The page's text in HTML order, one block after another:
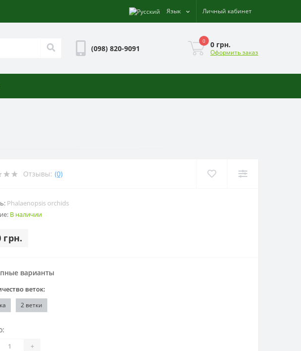
Язык Личный кабинет
(098) 820-9091
0 0 грн.
Оформить заказ
Отзывы: (0)
Phalaenopsis orchids
В наличии
грн.
варианты
веток:
2 ветки
+